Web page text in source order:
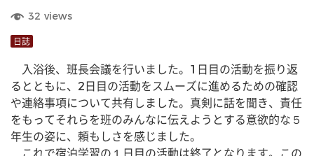
32 views
日誌
入浴後、班長会議を行いました。1日目の活動を振り返
るとともに、2日目の活動をスムーズに進めるための確認
や連絡事項について共有しました。真剣に話を聞き、責任
をもってそれらを班のみんなに伝えようとする意欲的な５
年生の姿に、頼もしさを感じました。